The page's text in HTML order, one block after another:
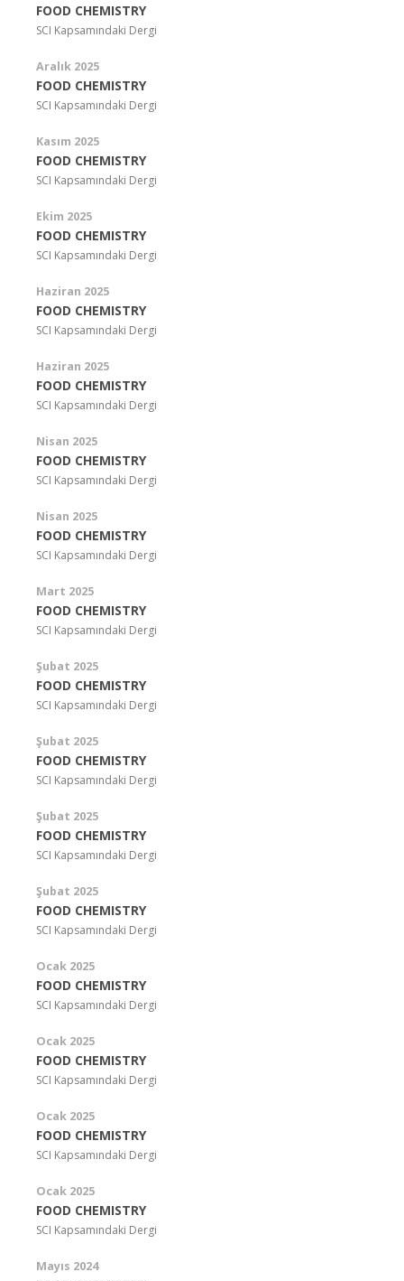
FOOD CHEMISTRY
SCI Kapsamındaki Dergi
Aralık 2025
FOOD CHEMISTRY
SCI Kapsamındaki Dergi
Kasım 2025
FOOD CHEMISTRY
SCI Kapsamındaki Dergi
Ekim 2025
FOOD CHEMISTRY
SCI Kapsamındaki Dergi
Haziran 2025
FOOD CHEMISTRY
SCI Kapsamındaki Dergi
Haziran 2025
FOOD CHEMISTRY
SCI Kapsamındaki Dergi
Nisan 2025
FOOD CHEMISTRY
SCI Kapsamındaki Dergi
Nisan 2025
FOOD CHEMISTRY
SCI Kapsamındaki Dergi
Mart 2025
FOOD CHEMISTRY
SCI Kapsamındaki Dergi
Şubat 2025
FOOD CHEMISTRY
SCI Kapsamındaki Dergi
Şubat 2025
FOOD CHEMISTRY
SCI Kapsamındaki Dergi
Şubat 2025
FOOD CHEMISTRY
SCI Kapsamındaki Dergi
Şubat 2025
FOOD CHEMISTRY
SCI Kapsamındaki Dergi
Ocak 2025
FOOD CHEMISTRY
SCI Kapsamındaki Dergi
Ocak 2025
FOOD CHEMISTRY
SCI Kapsamındaki Dergi
Ocak 2025
FOOD CHEMISTRY
SCI Kapsamındaki Dergi
Ocak 2025
FOOD CHEMISTRY
SCI Kapsamındaki Dergi
Mayıs 2024